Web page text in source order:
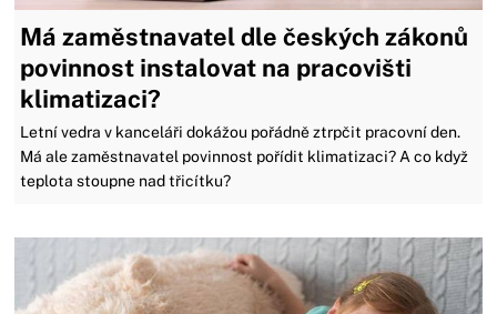
Má zaměstnavatel dle českých zákonů
povinnost instalovat na pracovišti
klimatizaci?
Letní vedra v kanceláři dokážou pořádně ztrpčit pracovní den.
Má ale zaměstnavatel povinnost pořídit klimatizaci? A co když
teplota stoupne nad třicítku?